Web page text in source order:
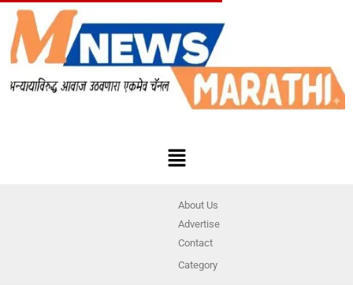
About Us
Advertise
Contact
Category